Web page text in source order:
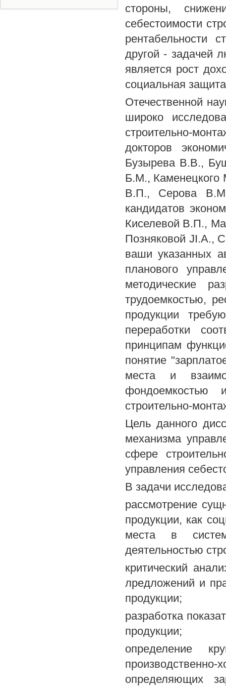
стороны,
себестоимости
рентабельности
другой - задачей
является рост
социальная
Отечественной
широко
строительно-
докторов
Бузырева В.В.,
Б.М., Каменецкого
В.П., Серова
кандидатов
Киселевой В.П.,
Позняковой JI.A.,
ваши указанных
планового
методические
трудоемкостью,
продукции
переработки
принципам
понятие
места и
фондоемкостью
строительно-
Цель данного
механизма
сфере
управления
В задачи
рассмотрение
продукции, как
места в
деятельностью
критический
лредложений и
продукции;
разработка
продукции;
определение
определяющих